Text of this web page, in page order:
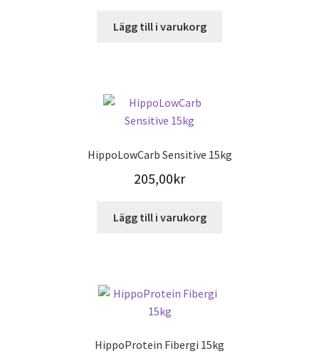
Lägg till i varukorg
HippoLowCarb Sensitive 15kg
205,00kr
Lägg till i varukorg
HippoProtein Fibergi 15kg